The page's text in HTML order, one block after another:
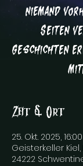
niemand
Seiten
Geschichten
Zeit & Ort
25. Okt. 2025,
Geisterkeller
24222